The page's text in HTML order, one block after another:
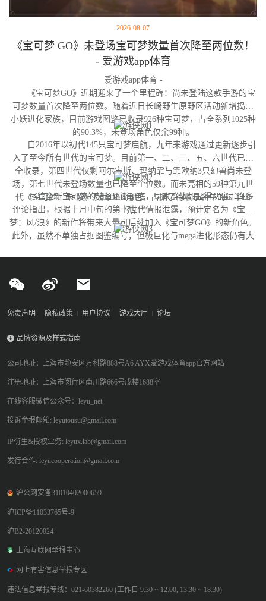
2026-08-07
《宝可梦 GO》未登场宝可梦数量首次降至两位数！
- 爱游戏app体育
爱游戏app体育 -
《宝可梦GO》近期迎来了一个里程碑：尚未登陆这款手游的宝
可梦数量首次降至两位数。随着近日长崎野生原野区活动新增捣蛋
小妖进化家族，目前游戏图鉴已收录926种宝可梦，占全系列1025种
的90.3%，未登场角色仅余99种。
自2016年以初代145只宝可梦启航，九年来游戏通过更新逐步引
入了至今所有世代的宝可梦。目前第一、二、三、五、六世代已完
全收录，第四世代仅剩阿尔宙斯、玛纳霏与霏欧纳3只幻兽尚未登
场，第七世代未登场数量也已降至个位数。而未亮相的59种第九世
代《宝可梦：朱/紫》及其DLC角色，占据了待收录名单的过半比
例。
尽管全新宝可梦的储备逐渐见底，玩家群体却显得从容。许多
评论指出，根据十月中旬的第十世代情报泄露，预计定名为《宝可
梦：风/浪》的新作将带来大量可后续加入《宝可梦GO》的新角色。
此外，虽然不单独占据图鉴编号，但极巨化与mega进化形态仍有大
免责声明 隐私政策 用户协议 游戏大厅 论坛
品牌资源及样式指南
公司地址：上海市静安区万科路888号A6 AYX爱游戏体育app官方网站
注册地址：上海市闵行区南川路666号戊楼1688室
在线客服微信公众号：leyu_net
投诉举报邮箱: leyutousu@gmail.com
IP衍生&授权业务: leyux.lab@gmail.com
发行合作: leyucooperation@gmail.com
沪公网安备31010402000659
沪ICP备11033765号-9
沪B2-20120024
上海互联网举报中心
网上有害信息举报专区
违法信息举报专线：021-60382260 (工作日 9:30 ~ 12:00, 13:30 ~ 18:30)